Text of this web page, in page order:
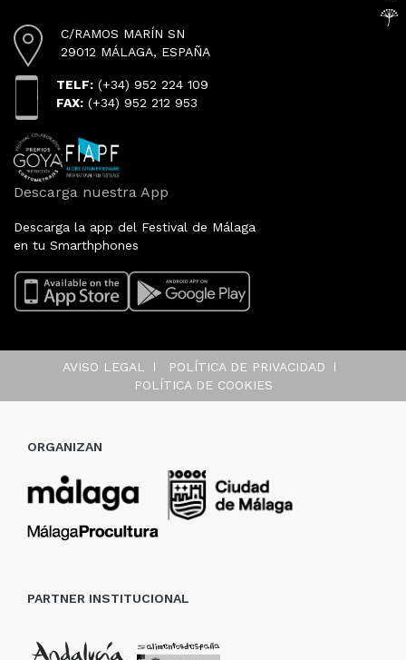
C/RAMOS MARÍN SN
29012 MÁLAGA, ESPAÑA
TELF: (+34) 952 224 109
FAX: (+34) 952 212 953
Descarga nuestra App
Descarga la app del Festival de Málaga
en tu Smarthphones
AVISO LEGAL
POLÍTICA DE PRIVACIDAD
POLÍTICA DE COOKIES
ORGANIZAN
PARTNER INSTITUCIONAL